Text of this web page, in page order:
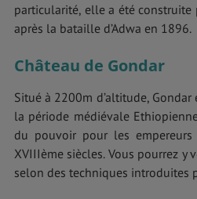
particularité, elle a été
après la bataille d’Adwa en 1896.
Château de Gondar
Situé à 2200m d’altitude,
la période médiévale
du pouvoir pour les
XVIIIème siècles. Vous pourrez y
selon des techniques introduites